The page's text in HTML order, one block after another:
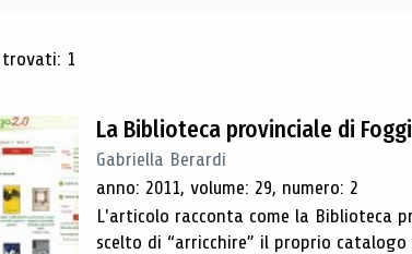
di ricerca
trovati: 1
La Biblioteca provinciale di
Gabriella Berardi
anno: 2011, volume: 29, numero: 2
L'articolo racconta come la Biblioteca
scelto di “arricchire” il proprio